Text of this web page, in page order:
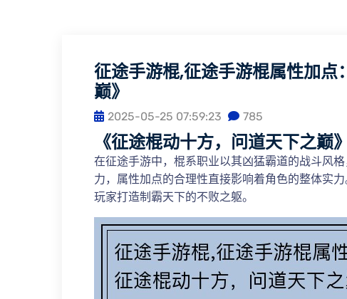
征途手游棍,征途手游棍属性加
巅》
2025-05-25 07:59:23 785
《征途棍动十方，问道天下之
在征途手游中，棍系职业以其凶猛霸道的战斗风
力，属性加点的合理性直接影响着角色的整体实
玩家打造制霸天下的不败之躯。